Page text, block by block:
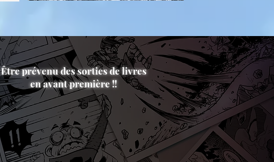
Être prévenu des sorties de livres
en avant première !!